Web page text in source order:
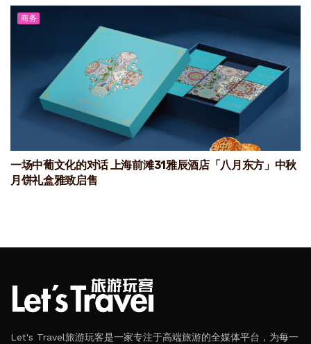
商务
一场中葡文化的对话 上海前滩31雅辰酒店「八月东方」中秋
月饼礼盒雅致启售
Let's Travel旅游玩客是一家专注于高端旅游的全媒体平台，为每一